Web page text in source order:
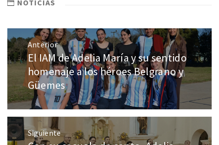
NOTICIAS
Anterior
El IAM de Adelia María y su sentido
homenaje a los héroes Belgrano y
Güemes
Siguiente